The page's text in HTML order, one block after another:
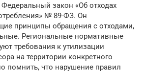
закон «Об отходах
№ 89-ФЗ. Он
принципы обращения с отходами,
Региональные нормативные
требования к утилизации
на территории конкретного
помнить, что нарушение правил